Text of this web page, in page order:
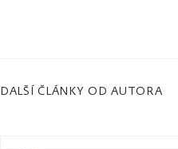
DALŠÍ ČLÁNKY OD AUTORA